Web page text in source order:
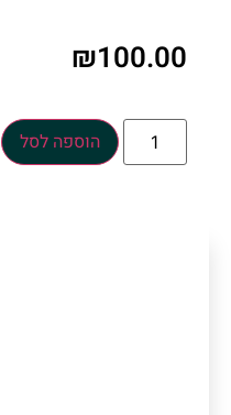
₪100.00
הוספה לסל